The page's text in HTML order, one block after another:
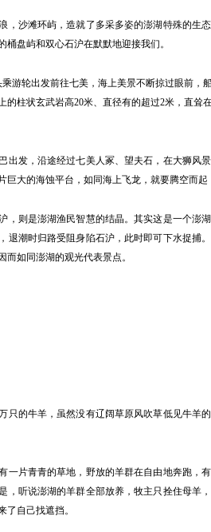
沙滩环屿，造就了多采多姿的澎湖特殊的生
桶盘屿和双心石沪在默默地迎接我们。
轮出发前往七美，海上美景不断掠过眼前，
的柱状玄武岩高20米、直径有的超过2米，直耸
发，沿途经过七美人冢、望夫石，在大狮风
巨大的海蚀平台，如同海上飞龙，就要腾空而
则是澎湖渔民智慧的结晶。其实这是一个澎
退潮时归路受阻身陷石沪，此时即可下水捉捕
而如同澎湖的观光代表景点。
的牛羊，虽然没有辽阔草原风吹草低见牛羊
片青青的草地，野放的羊群在自由地奔跑，
，听说澎湖的羊群全部放养，牧主只拴住母羊
了自己找遮挡。